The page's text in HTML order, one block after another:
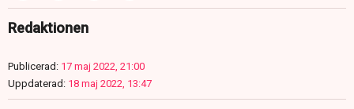
Redaktionen
Publicerad: 17 maj 2022, 21:00
Uppdaterad: 18 maj 2022, 13:47